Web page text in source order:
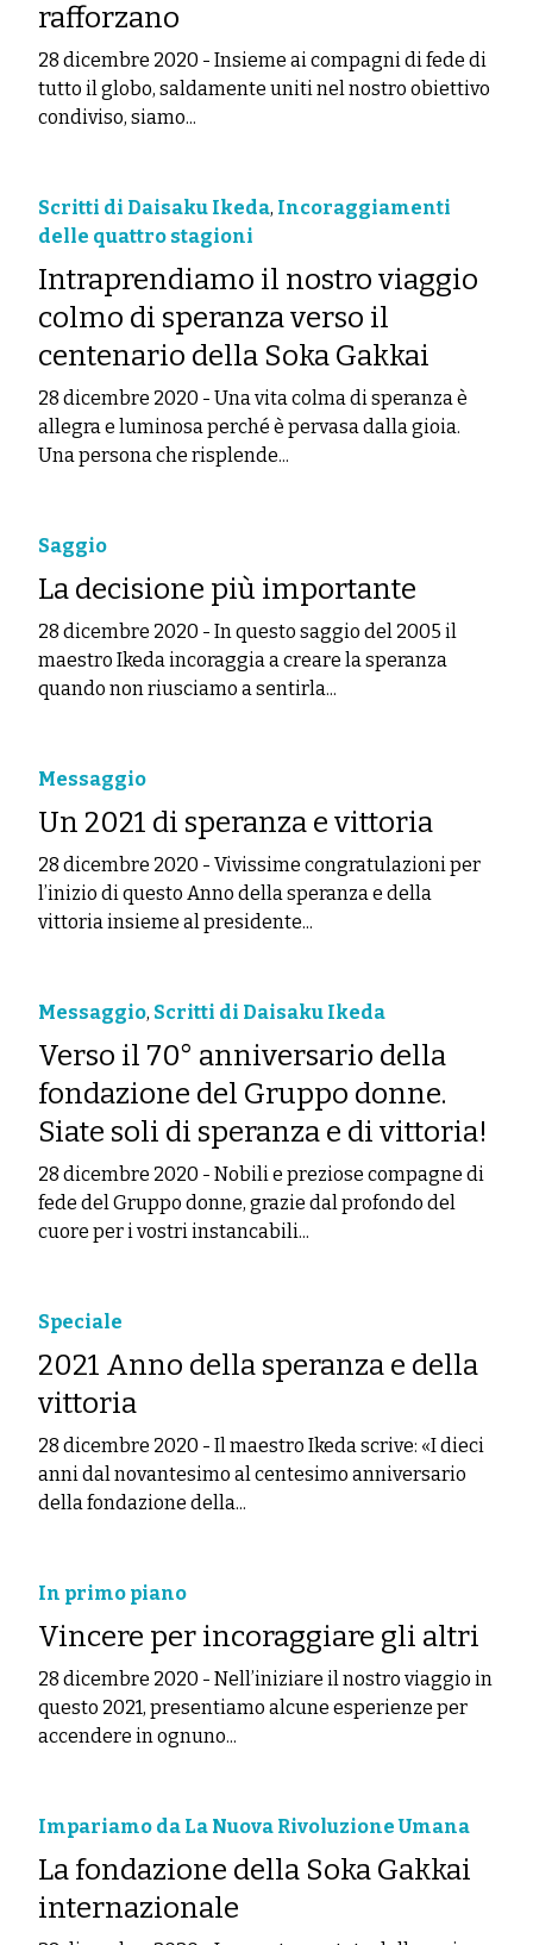
rafforzano
28 dicembre 2020 - Insieme ai compagni di fede di
tutto il globo, saldamente uniti nel nostro obiettivo
condiviso, siamo...
Scritti di Daisaku Ikeda, Incoraggiamenti
delle quattro stagioni
Intraprendiamo il nostro viaggio
colmo di speranza verso il
centenario della Soka Gakkai
28 dicembre 2020 - Una vita colma di speranza è
allegra e luminosa perché è pervasa dalla gioia.
Una persona che risplende...
Saggio
La decisione più importante
28 dicembre 2020 - In questo saggio del 2005 il
maestro Ikeda incoraggia a creare la speranza
quando non riusciamo a sentirla...
Messaggio
Un 2021 di speranza e vittoria
28 dicembre 2020 - Vivissime congratulazioni per
l’inizio di questo Anno della speranza e della
vittoria insieme al presidente...
Messaggio, Scritti di Daisaku Ikeda
Verso il 70° anniversario della
fondazione del Gruppo donne.
Siate soli di speranza e di vittoria!
28 dicembre 2020 - Nobili e preziose compagne di
fede del Gruppo donne, grazie dal profondo del
cuore per i vostri instancabili...
Speciale
2021 Anno della speranza e della
vittoria
28 dicembre 2020 - Il maestro Ikeda scrive: «I dieci
anni dal novantesimo al centesimo anniversario
della fondazione della...
In primo piano
Vincere per incoraggiare gli altri
28 dicembre 2020 - Nell’iniziare il nostro viaggio in
questo 2021, presentiamo alcune esperienze per
accendere in ognuno...
Impariamo da La Nuova Rivoluzione Umana
La fondazione della Soka Gakkai
internazionale